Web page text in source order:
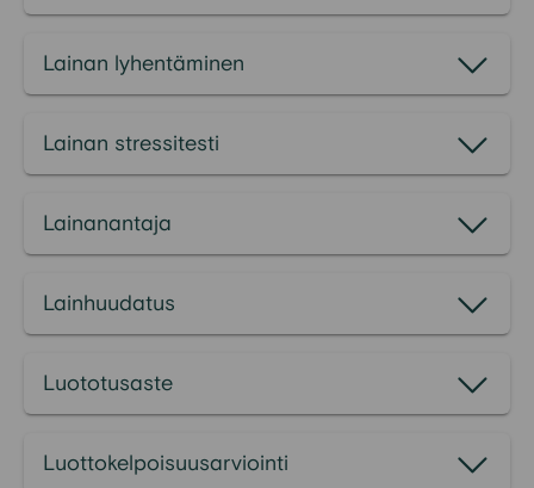
Lainan lyhentäminen
Lainan stressitesti
Lainanantaja
Lainhuudatus
Luototusaste
Luottokelpoisuusarviointi